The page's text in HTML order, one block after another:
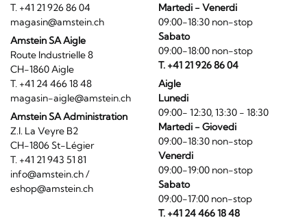
T. +41 21 926 86 04
magasin@amstein.ch
Amstein SA Aigle
Route Industrielle 8
CH-1860 Aigle
T. +41 24 466 18 48
magasin-aigle@amstein.ch
Amstein SA Administration
Z.I. La Veyre B2
CH-1806 St-Légier
T. +41 21 943 51 81
info@amstein.ch/
eshop@amstein.ch
Martedi - Venerdi
09:00-18:30 non-stop
Sabato
09:00-18:00 non-stop
T. +41 21 926 86 04
Aigle
Lunedi
09:00- 12:30, 13:30 - 18:30
Martedi - Giovedi
09:00-18:30 non-stop
Venerdi
09:00-19:00 non-stop
Sabato
09:00-17:00 non-stop
T. +41 24 466 18 48